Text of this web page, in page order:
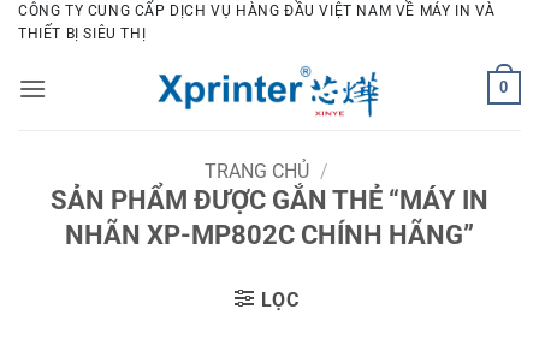
Bỏ
qua
dung
CÔNG TY CUNG CẤP DỊCH VỤ HÀNG ĐẦU VIỆT NAM VỀ MÁY IN VÀ
THIẾT BỊ SIÊU THỊ
0
TRANG CHỦ /
SẢN PHẨM ĐƯỢC GẮN THẺ “MÁY IN
NHÃN XP-MP802C CHÍNH HÃNG”
LỌC